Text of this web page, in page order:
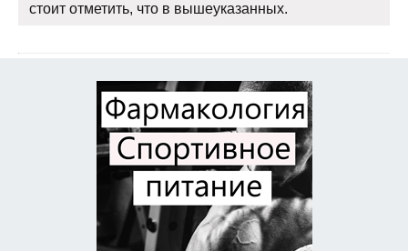
стоит отметить, что в вышеуказанных.